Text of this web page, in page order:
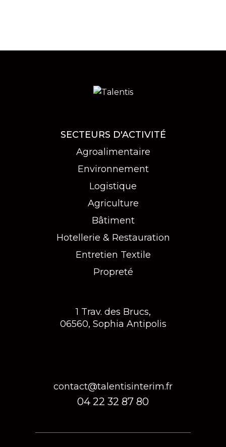
SECTEURS D'ACTIVITÉ
Agroalimentaire
Environnement
Logistique
Agriculture
Bâtiment
Hotellerie & Restauration
Entretien Textile
Propreté
1 Trav. des Brucs,
06560, Sophia Antipolis
04 22 32 87 80
contact@talentisinterim.fr